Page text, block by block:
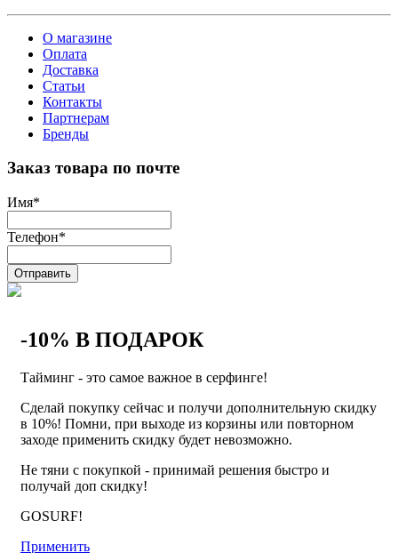
О магазине
Оплата
Доставка
Статьи
Контакты
Партнерам
Бренды
Заказ товара по почте
Имя*
Телефон*
Отправить
-10% В ПОДАРОК
Тайминг - это самое важное в серфинге!
Сделай покупку сейчас и получи дополнительную скидку
в 10%! Помни, при выходе из корзины или повторном
заходе применить скидку будет невозможно.
Не тяни с покупкой - принимай решения быстро и
получай доп скидку!
GOSURF!
Применить